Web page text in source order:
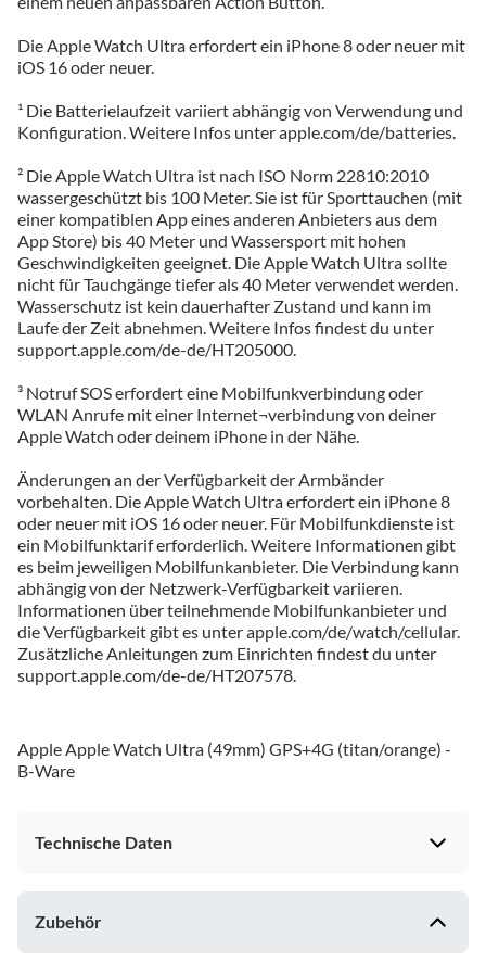
Die Apple Watch Ultra erfordert ein iPhone 8 oder neuer mit
iOS 16 oder neuer.
¹ Die Batterielaufzeit variiert abhängig von Verwendung und
Konfiguration. Weitere Infos unter apple.com/de/batteries.
² Die Apple Watch Ultra ist nach ISO Norm 22810:2010
wassergeschützt bis 100 Meter. Sie ist für Sporttauchen (mit
einer kompatiblen App eines anderen Anbieters aus dem
App Store) bis 40 Meter und Wassersport mit hohen
Geschwindigkeiten geeignet. Die Apple Watch Ultra sollte
nicht für Tauchgänge tiefer als 40 Meter verwendet werden.
Wasserschutz ist kein dauerhafter Zustand und kann im
Laufe der Zeit abnehmen. Weitere Infos findest du unter
support.apple.com/de-de/HT205000.
³ Notruf SOS erfordert eine Mobilfunkverbindung oder
WLAN Anrufe mit einer Internet¬verbindung von deiner
Apple Watch oder deinem iPhone in der Nähe.
Änderungen an der Verfügbarkeit der Armbänder
vorbehalten. Die Apple Watch Ultra erfordert ein iPhone 8
oder neuer mit iOS 16 oder neuer. Für Mobilfunkdienste ist
ein Mobilfunktarif erforderlich. Weitere Informationen gibt
es beim jeweiligen Mobilfunkanbieter. Die Verbindung kann
abhängig von der Netzwerk-Verfügbarkeit variieren.
Informationen über teilnehmende Mobilfunkanbieter und
die Verfügbarkeit gibt es unter apple.com/de/watch/cellular.
Zusätzliche Anleitungen zum Einrichten findest du unter
support.apple.com/de-de/HT207578.
Apple Apple Watch Ultra (49mm) GPS+4G (titan/orange) -
B-Ware
Technische Daten
Zubehör